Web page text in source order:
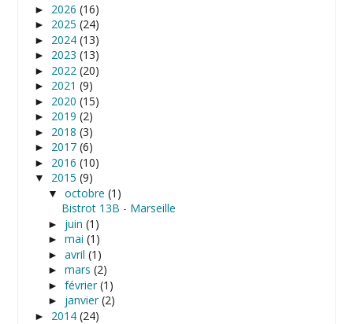
► 2026(16)
► 2025(24)
► 2024(13)
► 2023(13)
► 2022(20)
► 2021(9)
► 2020(15)
► 2019(2)
► 2018(3)
► 2017(6)
► 2016(10)
▼ 2015(9)
▼octobre(1)
Bistrot 13B - Marseille
► juin(1)
►mai(1)
►avril(1)
►mars(2)
►février(1)
► janvier(2)
► 2014(24)